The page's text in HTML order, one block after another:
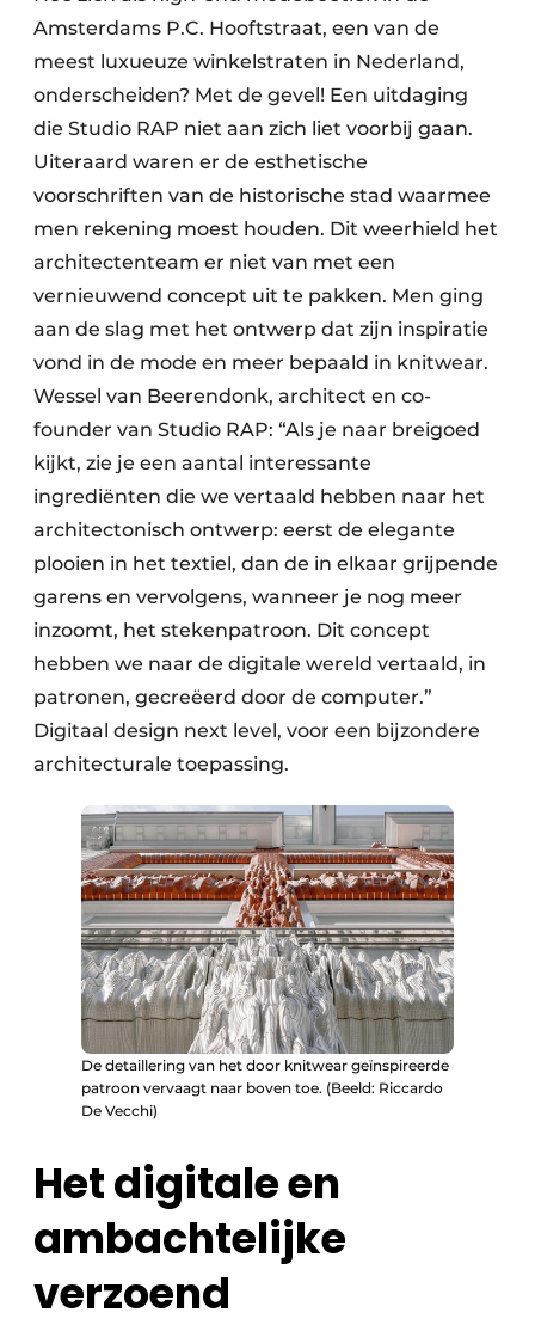
Amsterdams P.C. Hooftstraat, een van de
meest luxueuze winkelstraten in Nederland,
onderscheiden? Met de gevel! Een uitdaging
die Studio RAP niet aan zich liet voorbij gaan.
Uiteraard waren er de esthetische
voorschriften van de historische stad waarmee
men rekening moest houden. Dit weerhield het
architectenteam er niet van met een
vernieuwend concept uit te pakken. Men ging
aan de slag met het ontwerp dat zijn inspiratie
vond in de mode en meer bepaald in knitwear.
Wessel van Beerendonk, architect en co-
founder van Studio RAP: “Als je naar breigoed
kijkt, zie je een aantal interessante
ingrediënten die we vertaald hebben naar het
architectonisch ontwerp: eerst de elegante
plooien in het textiel, dan de in elkaar grijpende
garens en vervolgens, wanneer je nog meer
inzoomt, het stekenpatroon. Dit concept
hebben we naar de digitale wereld vertaald, in
patronen, gecreëerd door de computer.”
Digitaal design next level, voor een bijzondere
architecturale toepassing.
De detaillering van het door knitwear geïnspireerde
patroon vervaagt naar boven toe. (Beeld: Riccardo
De Vecchi)
Het digitale en
ambachtelijke
verzoend